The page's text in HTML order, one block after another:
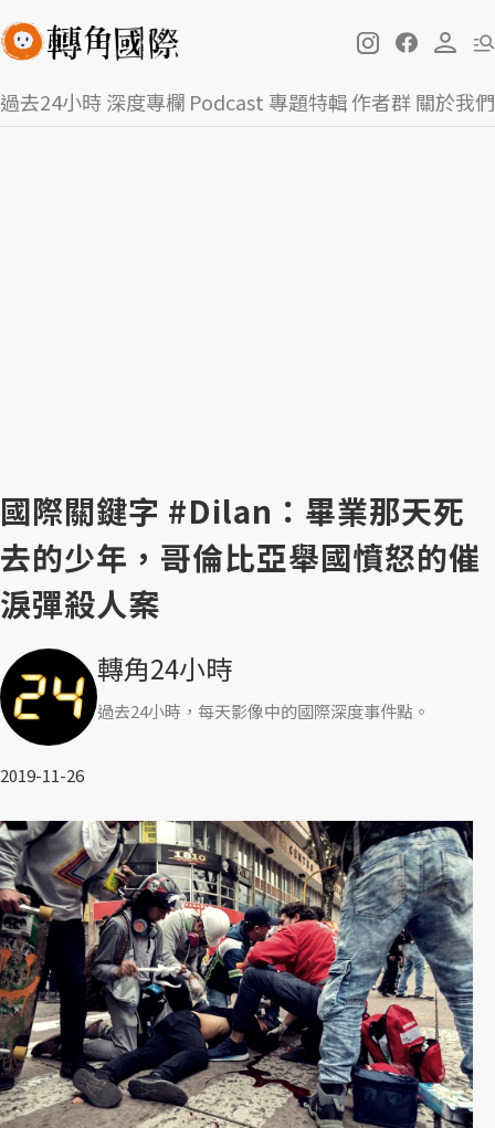
過去24小時深度專欄 Podcast 專題特輯作者群關於我們
國際關鍵字 #Dilan：畢業那天死
去的少年，哥倫比亞舉國憤怒的催
淚彈殺人案
轉角24小時
過去24小時，每天影像中的國際深度事件點。
2019-11-26